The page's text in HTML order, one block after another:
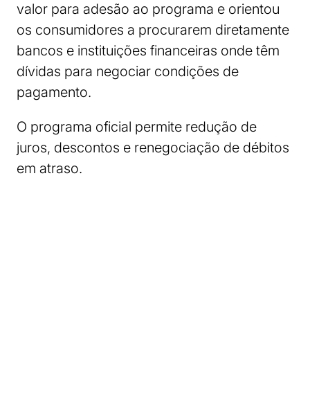
valor para adesão ao programa e orientou
os consumidores a procurarem diretamente
bancos e instituições financeiras onde têm
dívidas para negociar condições de
pagamento.
O programa oficial permite redução de
juros, descontos e renegociação de débitos
em atraso.